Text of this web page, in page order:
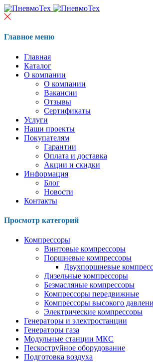
Главное меню
Главная
Каталог
О компании
О компании
Вакансии
Отзывы
Сертификаты
Услуги
Наши проекты
Покупателям
Гарантии
Оплата и доставка
Акции и скидки
Информация
Блог
Новости
Контакты
Просмотр категорий
Компрессоры
Винтовые компрессоры
Поршневые компрессоры
Двухпоршневые
Дизельные компрессоры
Безмасляные компрессоры
Компрессоры передвижные
Компрессоры высокого
Электрические компрессоры
Генераторы и электростанции
Генераторы газа
Модульные станции МКС
Пескоструйное оборудование
Подготовка воздуха